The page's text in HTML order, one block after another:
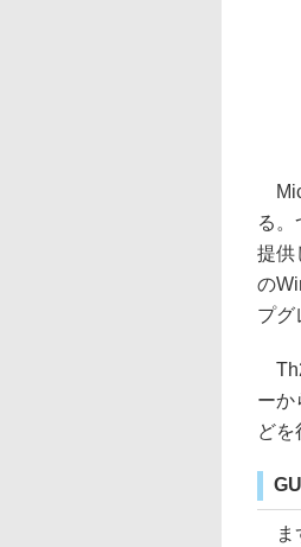
る
提供
の
プグ
ーか
どを
ま